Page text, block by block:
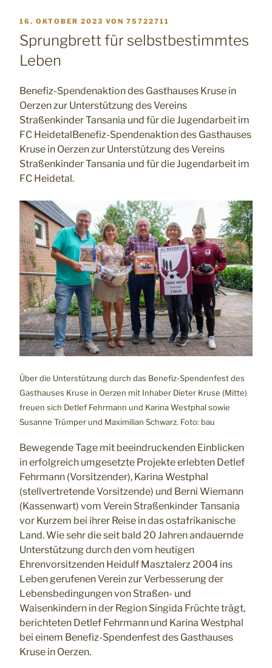
VERÖFFENTLICHT
AM
16. OKTOBER 2023 VON 75722711
Sprungbrett für selbstbestimmtes
Leben
Benefiz-Spendenaktion des Gasthauses Kruse in
Oerzen zur Unterstützung des Vereins
Straßenkinder Tansania und für die Jugendarbeit im
FC HeidetalBenefiz-Spendenaktion des Gasthauses
Kruse in Oerzen zur Unterstützung des Vereins
Straßenkinder Tansania und für die Jugendarbeit im
FC Heidetal.
Über die Unterstützung durch das Benefiz-Spendenfest des
Gasthauses Kruse in Oerzen mit Inhaber Dieter Kruse (Mitte)
freuen sich Detlef Fehrmann und Karina Westphal sowie
Susanne Trümper und Maximilian Schwarz. Foto: bau
Bewegende Tage mit beeindruckenden Einblicken
in erfolgreich umgesetzte Projekte erlebten Detlef
Fehrmann (Vorsitzender), Karina Westphal
(stellvertretende Vorsitzende) und Berni Wiemann
(Kassenwart) vom Verein Straßenkinder Tansania
vor Kurzem bei ihrer Reise in das ostafrikanische
Land. Wie sehr die seit bald 20 Jahren andauernde
Unterstützung durch den vom heutigen
Ehrenvorsitzenden Heidulf Masztalerz 2004 ins
Leben gerufenen Verein zur Verbesserung der
Lebensbedingungen von Straßen- und
Waisenkindern in der Region Singida Früchte trägt,
berichteten Detlef Fehrmann und Karina Westphal
bei einem Benefiz-Spendenfest des Gasthauses
Kruse in Oerzen.